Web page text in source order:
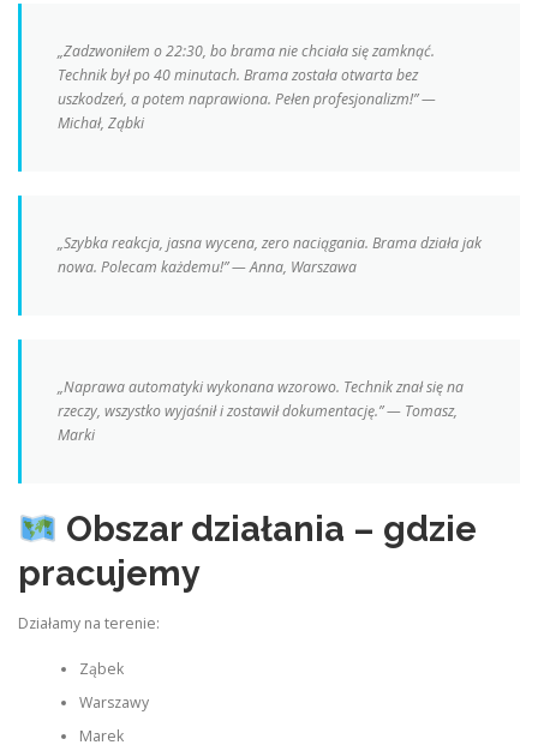
„Zadzwoniłem o 22:30, bo brama nie chciała się zamknąć.
Technik był po 40 minutach. Brama została otwarta bez
uszkodzeń, a potem naprawiona. Pełen profesjonalizm!” —
Michał, Ząbki
„Szybka reakcja, jasna wycena, zero naciągania. Brama działa jak
nowa. Polecam każdemu!” — Anna, Warszawa
„Naprawa automatyki wykonana wzorowo. Technik znał się na
rzeczy, wszystko wyjaśnił i zostawił dokumentację.” — Tomasz,
Marki
Obszar działania – gdzie
pracujemy
Działamy na terenie:
Ząbek
Warszawy
Marek